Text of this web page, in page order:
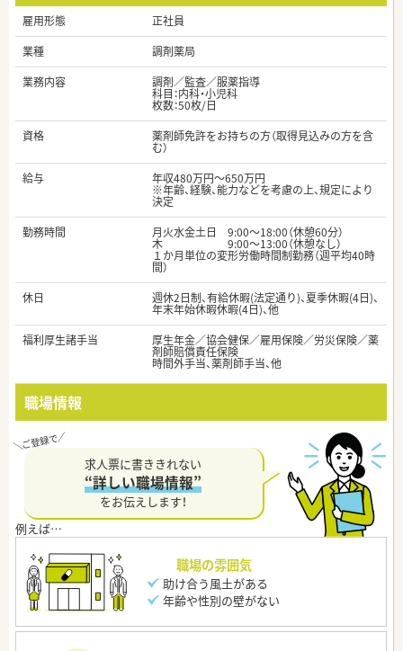
雇用形態
正社員
業種
調剤薬局
業務内容
調剤／監査／服薬指導
科目：内科・小児科
枚数：50枚/日
資格
薬剤師免許をお持ちの方（取得見込みの方を含
む）
給与
年収480万円～650万円
※年齢、経験、能力などを考慮の上、規定により
決定
勤務時間
月火水金土日 9:00～18:00（休憩60分）
木 9:00～13:00（休憩なし）
１か月単位の変形労働時間制勤務（週平均40時
間）
休日
週休2日制、有給休暇(法定通り)、夏季休暇(4日)、
年末年始休暇休暇(4日)、他
福利厚生諸手当
厚生年金／協会健保／雇用保険／労災保険／薬
剤師賠償責任保険
時間外手当、薬剤師手当、他
職場情報
求人票に書ききれない
“詳しい職場情報”
をお伝えします！
職場の雰囲気
助け合う風土がある
年齢や性別の壁がない